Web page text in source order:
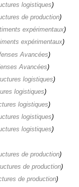
logistiques)
de production)
expérimentaux)
expérimentaux)
Avancées)
Avancées)
logistiques)
logistiques)
logistiques)
logistiques)
logistiques)
de production)
de production)
de production)